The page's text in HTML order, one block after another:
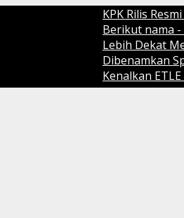
KPK Rilis Resmi Operasi
Berikut nama - nama
Lebih Dekat Melihat Cara
Dibenamkan Spanyol 1-0,
Kenalkan ETLE Handheld